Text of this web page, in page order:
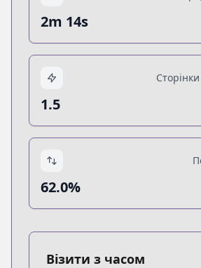
2m 14s
1.5
62.0%
Візити з часом